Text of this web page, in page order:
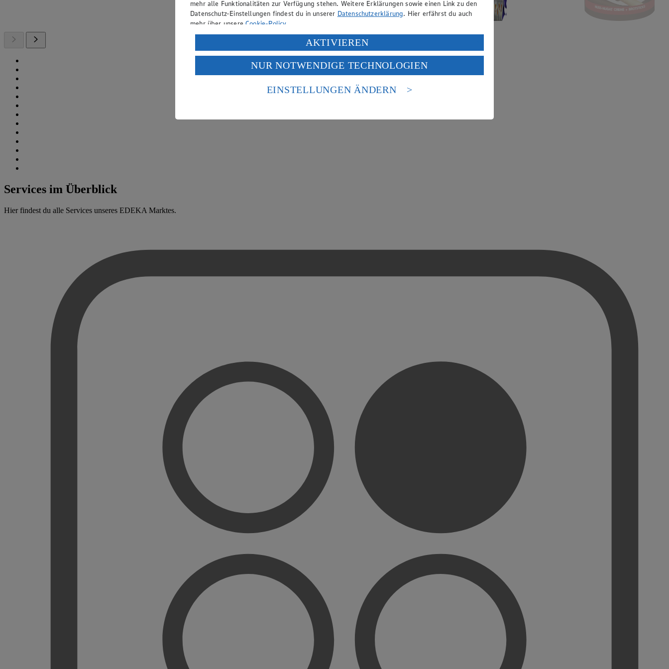
Services im Überblick
Hier findest du alle Services unseres EDEKA Marktes.
mehr alle Funktionalitäten zur Verfügung stehen. Weitere Erklärungen sowie einen Link zu den
Datenschutz-Einstellungen findest du in unserer Datenschutzerklärung. Hier erfährst du auch
mehr über unsereCookie-Policy.
Verarbeitung deiner personenbezogenen Daten in den USA durch Facebook und YouTube:
Wenn du auf „Aktivieren“ klickst, willigst du im Sinne des Art. 49 Abs. 1 Satz 1 lit. a) DSGVO
ein, dass deine Daten in den USA verarbeitet werden. Der EuGH sieht die USA als Land mit
einem nach europäischen Standards nicht angemessenen Datenschutzniveau an. Es besteht das
Risiko eines Zugriffs durch US-amerikanische Behörden.
AKTIVIEREN
NUR NOTWENDIGE TECHNOLOGIEN
EINSTELLUNGEN ÄNDERN